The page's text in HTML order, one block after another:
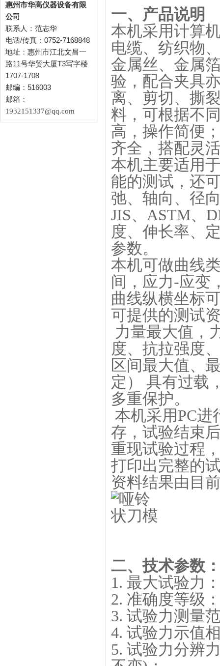
惠州市华高仪器设备有限
公司
联系人：范志华
电话/传真：0752-7168848
地址：惠州市江北文昌一
路11号华贸大厦T3写字楼
1707-1708
邮编：516003
邮箱：
1932151337@qq.com
一、产品说明
本机采用计算
电缆、纺织物
金属丝、金属
验，配合夹具
离、剪切、撕
料，可根据不
高，操作简便
齐全，搭配灵
本机主要适用
能的测试，还
弛、轴向、径
JIS、ASTM、
度、伸长率、
参数。
本机可做曲线
间，应力-应变
曲线纵横坐标
可提供的测试
力量最大值，
度、抗拉强度
区间最大值、
定） 具有过载
多重保护。
本机采用PC进
存，试验结束
重现试验过程
打印出完整的
资料结果由目
二、技术参数
1. 最大试验力
2. 准确度等级
3. 试验力测量
4. 试验力示值
5. 试验力分辨